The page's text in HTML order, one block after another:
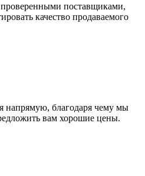
поставщиками,
качество продаваемого
напрямую, благодаря чему мы
вам хорошие цены.